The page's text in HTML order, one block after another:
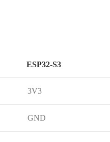
ESP32-S3
3V3
GND